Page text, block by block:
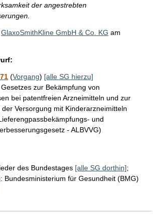
der angestrebten
GlaxoSmithKline GmbH & Co. KG am
(Vorgang) [alle SG hierzu]
zur Bekämpfung von
bei patentfreien Arzneimitteln und zur
Versorgung mit Kinderarzneimitteln
und
- ALBVVG)
des Bundestages [alle SG dorthin];
Bundesministerium für Gesundheit (BMG)